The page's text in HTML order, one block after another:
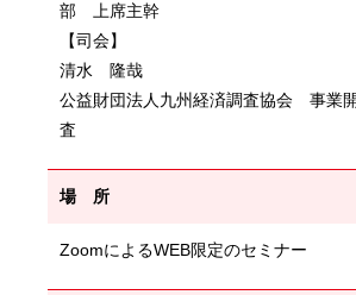
部 上席主幹
【司会】
清水 隆哉
公益財団法人九州経済調査協会 事業
査
場 所
ZoomによるWEB限定のセミナー